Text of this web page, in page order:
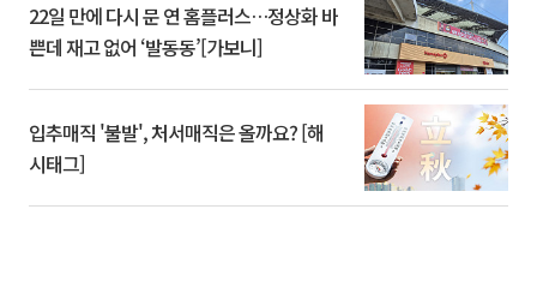
22일 만에 다시 문 연 홈플러스…정상화 바
쁜데 재고 없어 ‘발동동’[가보니]
입추매직 '불발', 처서매직은 올까요? [해
시태그]